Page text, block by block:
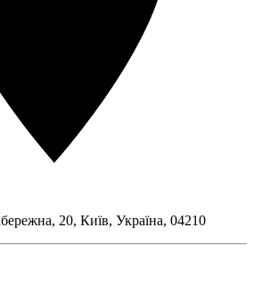
20, Київ, Україна, 04210